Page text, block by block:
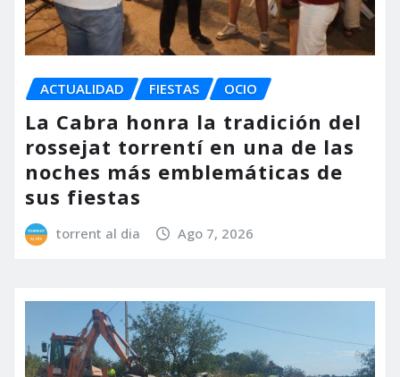
ACTUALIDAD FIESTAS OCIO
La Cabra honra la tradición del
rossejat torrentí en una de las
noches más emblemáticas de
sus fiestas
torrent al dia Ago 7, 2026